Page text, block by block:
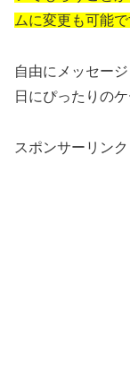
ムに変更も可能で
自由にメッセー
日にぴったりの
スポンサーリンク